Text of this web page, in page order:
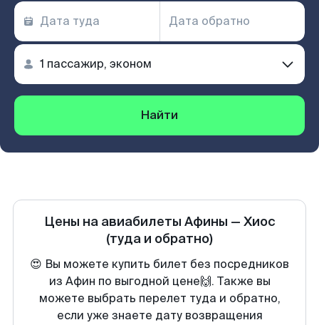
Найти
Цены на авиабилеты Афины — Хиос
(туда и обратно)
😍 Вы можете купить билет без посредников
из Афин по выгодной цене🙌. Также вы
можете выбрать перелет туда и обратно,
если уже знаете дату возвращения